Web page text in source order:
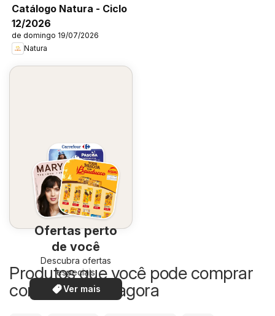
Catálogo Natura - Ciclo
12/2026
de domingo 19/07/2026
Natura
Ofertas perto
de você
Descubra ofertas
especiais
Ver mais
Produtos que você pode comprar
com desconto agora